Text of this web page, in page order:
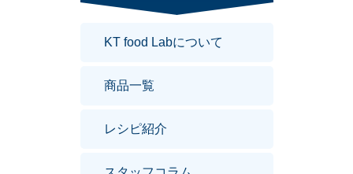
KT food Labについて
商品一覧
レシピ紹介